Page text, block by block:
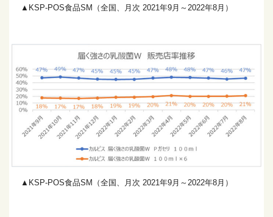
▲KSP-POS食品SM（全国、月次 2021年9月～2022年8月）
▲KSP-POS食品SM（全国、月次 2021年9月～2022年8月）